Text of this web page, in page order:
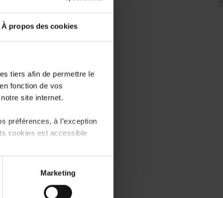
À propos des cookies
tiers afin de permettre le
fonction de vos
site internet.
préférences, à l’exception
cookies est accessible
sur les réseaux
Marketing